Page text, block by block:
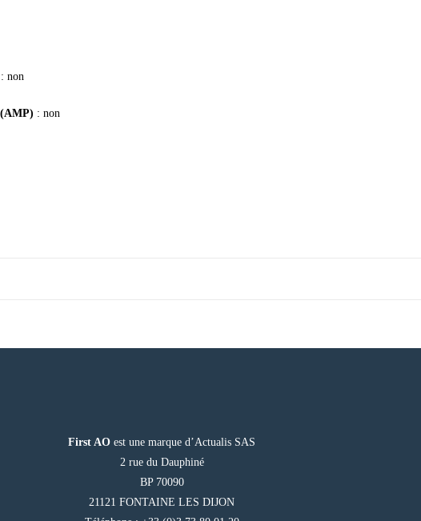
: non
: non
First AO est une marque d’Actualis SAS
2 rue du Dauphiné
BP 70090
21121 FONTAINE LES DIJON